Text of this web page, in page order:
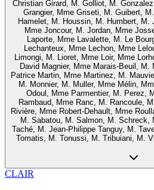
Christian Girard, M. Golliot, M.
Grangier, Mme Griseti, M. Guibert,
Hamelet, M. Houssin, M. Humbert, M.
Mme Joncour, M. Jordan, Mme
Laporte, Mme Lavalette, M. Le
Lechanteux, Mme Lechon, Mme
Limongi, M. Lioret, Mme Loir, Mme
David Magnier, Mme Marais-Beuil, M.
Patrice Martin, Mme Martinez, M.
M. Monnier, M. Muller, Mme Mélin,
Odoul, Mme Parmentier, M. Perez,
Rambaud, Mme Ranc, M. Rancoule,
Rivière, Mme Robert-Dehault, Mme
M. Sabatou, M. Salmon, M. Schreck,
Taché, M. Jean-Philippe Tanguy, M.
Tomatis, M. Tonussi, M. Tribuiani, M.
CLAIR